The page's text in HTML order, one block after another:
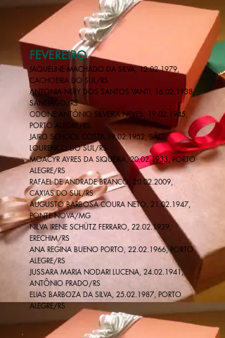
FEVEREIRO
JAQUELINE MACHADO DA SILVA,12.02.1979,
CACHOEIRA DO SUL/RS
ANTONIA NERY DOS SANTOS VANTI, 16.02.1938,
SANTIAGO/RS​​
ODONE ANTÔNIO SILVEIRA NEVES, 19.02.1945,
PORTO ALEGRE/RS
JAIRO SCHOOL COSTA, 19.02.1952, SÃO
LOURENÇO DO SUL/RS
MOACYR AYRES DA SIQUEIRA, 20.02.1933, PORTO
ALEGRE/RS
RAFAEL DE ANDRADE BRANCO, 20.02.2009,
CAXIAS DO SUL/RS
AUGUSTO BARBOSA COURA NETO, 21.02.1947,
PONTE NOVA/MG
NILVA IRENE SCHÜTZ FERRARO, 22.02.1939,
ERECHIM/RS
ANA REGINA BUENO PORTO, 22.02.1966, PORTO
ALEGRE/RS
JUSSARA MARIA NODARI LUCENA, 24.02.1941,
ANTÔNIO PRADO/RS
ELIAS BARBOZA DA SILVA, 25.02.1987, PORTO
ALEGRE/RS